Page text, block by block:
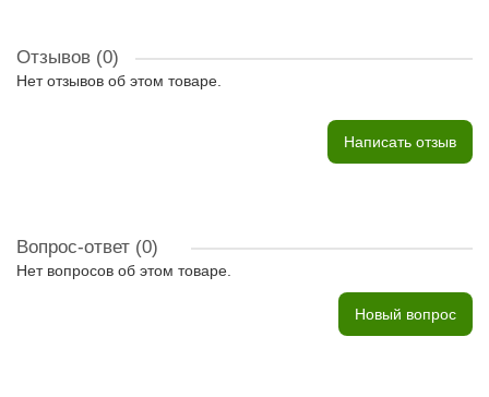
Отзывов (0)
Нет отзывов об этом товаре.
Написать отзыв
Вопрос-ответ (0)
Нет вопросов об этом товаре.
Новый вопрос